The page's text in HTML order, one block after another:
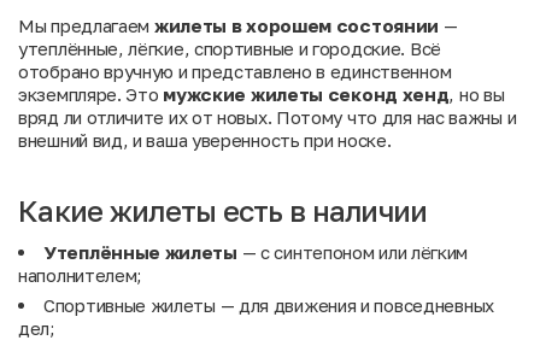
Мы предлагаем жилеты в хорошем состоянии —
утеплённые, лёгкие, спортивные и городские. Всё
отобрано вручную и представлено в единственном
экземпляре. Это мужские жилеты секонд хенд, но вы
вряд ли отличите их от новых. Потому что для нас важны и
внешний вид, и ваша уверенность при носке.
Какие жилеты есть в наличии
Утеплённые жилеты — с синтепоном или лёгким
наполнителем;
Спортивные жилеты — для движения и повседневных
дел;